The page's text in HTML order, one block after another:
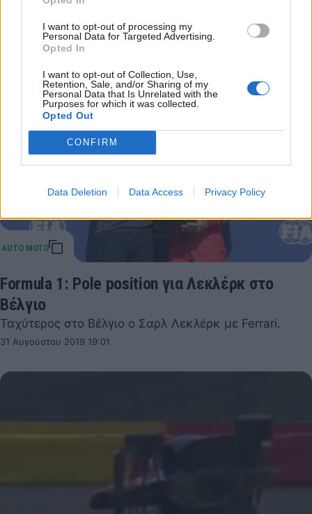
I want to opt-out of processing my
Personal Data for Targeted Advertising.
Opted In
I want to opt-out of Collection, Use,
Retention, Sale, and/or Sharing of my
Personal Data that Is Unrelated with the
Purposes for which it was collected.
Opted Out
CONFIRM
Data Deletion Data Access Privacy Policy
28 Αυγούστου 2021 09:52
Formula 1: Pole position για Λεκλέρκ στο
Βέλγιο
Ταχύτερος στο Βέλγιο ο Σαρλ Λεκλέρκ με Ferrari.
31 Αυγούστου 2019 19:01